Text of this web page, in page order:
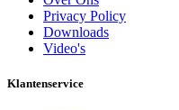
Privacy Policy
Downloads
Video's
Klantenservice